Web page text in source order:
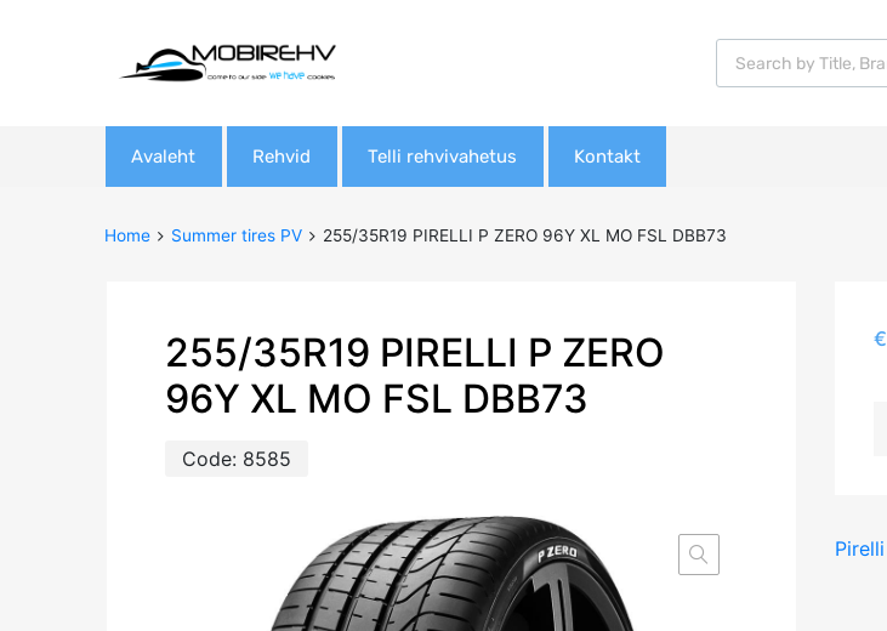
Products search
Avaleht Rehvid Telli rehvivahetus Kontakt
Home Summer tires PV 255/35R19 PIRELLI P ZERO 96Y XL MO FSL DBB73
255/35R19 PIRELLI P ZERO
96Y XL MO FSL DBB73
Code: 8585
€
Pirelli